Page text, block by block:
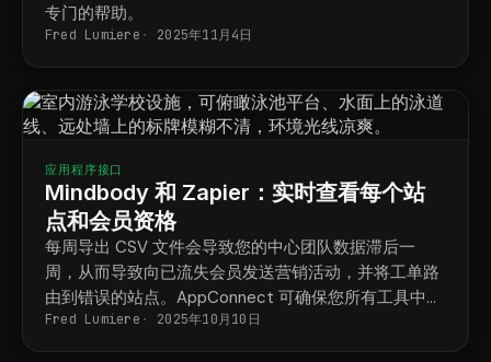
专门的帮助。
Fred Lumiere 2025年11月4日
应用程序接口
Mindbody 和 Zapier：实时查看每个站
点和会员资格
每周导出 CSV 文件会导致您的中心团队数据滞后一
周，从而导致向已流失会员发送营销活动，并将工单路
由到错误的站点。AppConnect 可确保您所有工具中的
每个站点和会员信息保持最新。
Fred Lumiere 2025年10月10日